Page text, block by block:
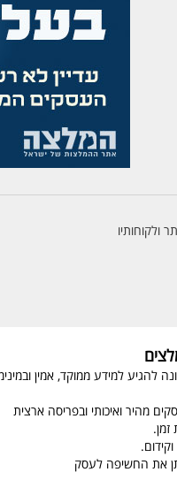
למידע ממוקד, אמין
מהיר ואיכותי ובפריסה ארצית
את החשיפה לעסק